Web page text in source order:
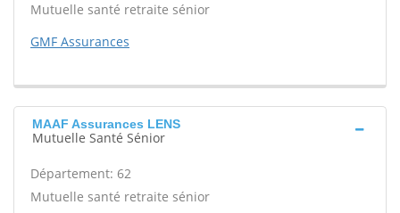
Mutuelle santé retraite sénior
GMF Assurances
MAAF Assurances LENS
Mutuelle Santé Sénior
Département: 62
Mutuelle santé retraite sénior